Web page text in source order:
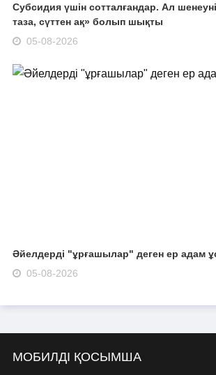
Субсидия үшін сотталғандар. Ал
таза, сүттен ақ» болып шықты
05-08-2026
Әйелдерді "ұрғашылар" деген ер адам
05-08-2026
МОБИЛДІ ҚОСЫМША